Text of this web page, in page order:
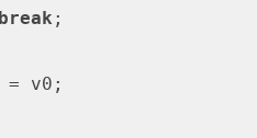
break ;
= v0;